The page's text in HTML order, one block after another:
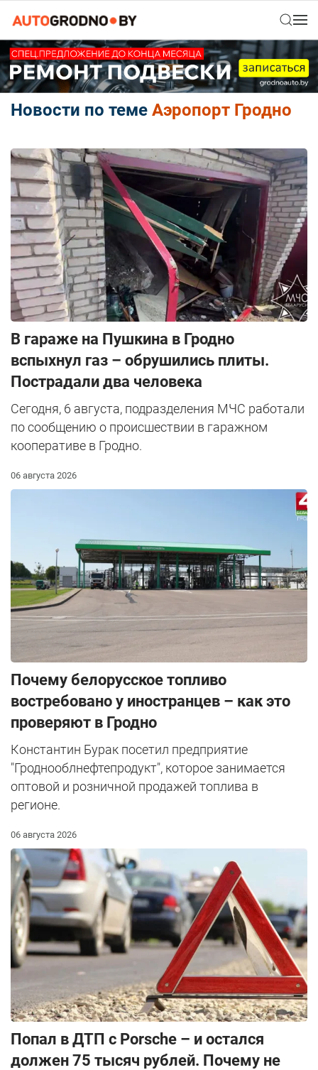
Новости по теме Аэропорт Гродно
В гараже на Пушкина в Гродно
вспыхнул газ – обрушились плиты.
Пострадали два человека
Сегодня, 6 августа, подразделения МЧС работали
по сообщению о происшествии в гаражном
кооперативе в Гродно.
06 августа 2026
Почему белорусское топливо
востребовано у иностранцев – как это
проверяют в Гродно
Константин Бурак посетил предприятие
"Гроднооблнефтепродукт", которое занимается
оптовой и розничной продажей топлива в
регионе.
06 августа 2026
​Попал в ДТП с Porsche – и остался
должен 75 тысяч рублей. Почему не